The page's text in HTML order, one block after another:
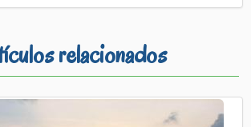
relacionados